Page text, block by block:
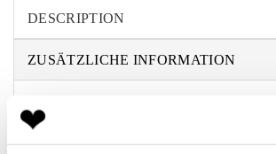
DESCRIPTION
ZUSÄTZLICHE INFORMATION
This classic-cut long-sleeved shirt with a
was made in Portugal from cotton jersey